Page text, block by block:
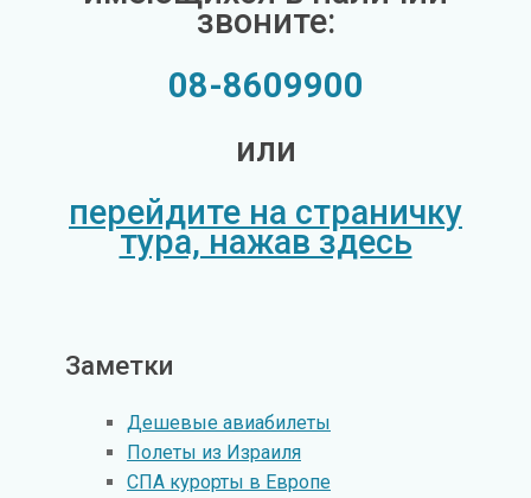
звоните:
08-8609900
или
перейдите на страничку
тура, нажав здесь
Заметки
Дешевые авиабилеты
Полеты из Израиля
СПА курорты в Европе